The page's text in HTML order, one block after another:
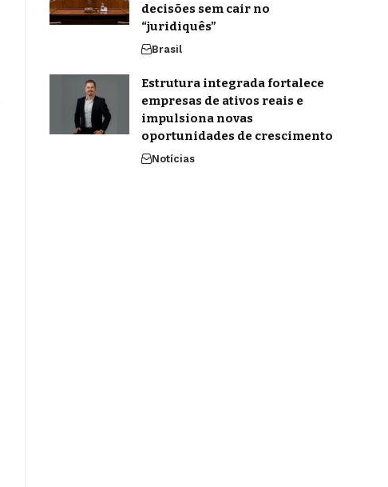
decisões sem cair no
“juridiquês”
Brasil
Estrutura integrada fortalece
empresas de ativos reais e
impulsiona novas
oportunidades de crescimento
Notícias